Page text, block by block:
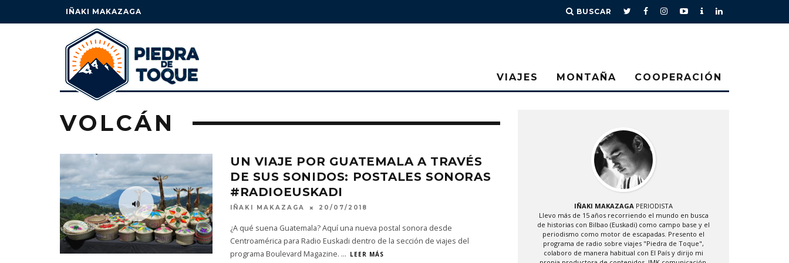
IÑAKI MAKAZAGA BUSCAR
VIAJES MONTAÑA COOPERACIÓN
VOLCÁN
UN VIAJE POR GUATEMALA A TRAVÉS
DE SUS SONIDOS: POSTALES SONORAS
#RADIOEUSKADI
IÑAKI MAKAZAGA 20/07/2018
¿A qué suena Guatemala? Aquí una nueva postal sonora desde
Centroamérica para Radio Euskadi dentro de la sección de viajes del
programa Boulevard Magazine. ... LEER MÁS
IÑAKI MAKAZAGA PERIODISTA
Llevo más de 15 años recorriendo el mundo en busca
de historias con Bilbao (Euskadi) como campo base y el
periodismo como motor de escapadas. Presento el
programa de radio sobre viajes "Piedra de Toque",
colaboro de manera habitual con El País y dirijo mi